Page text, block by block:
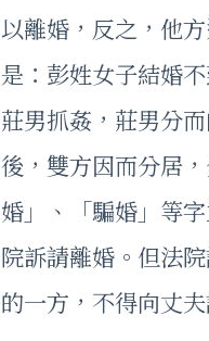
以離婚，反之，他
是：彭姓女子結婚
莊男抓姦，莊男分
後，雙方因而分居
婚」、「騙婚」等
院訴請離婚。但法
的一方，不得向丈